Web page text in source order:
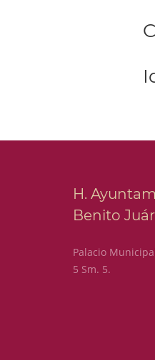
H.
Benito
Palacio
5 Sm. 5.